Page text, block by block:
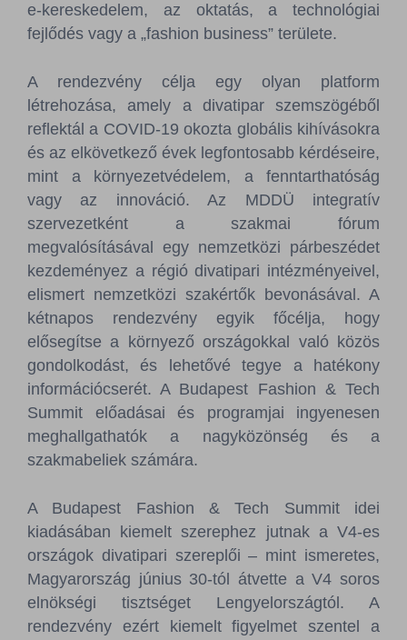
e-kereskedelem, az oktatás, a technológiai
fejlődés vagy a „fashion business” területe.
A rendezvény célja egy olyan platform
létrehozása, amely a divatipar szemszögéből
reflektál a COVID-19 okozta globális kihívásokra
és az elkövetkező évek legfontosabb kérdéseire,
mint a környezetvédelem, a fenntarthatóság
vagy az innováció. Az MDDÜ integratív
szervezetként a szakmai fórum
megvalósításával egy nemzetközi párbeszédet
kezdeményez a régió divatipari intézményeivel,
elismert nemzetközi szakértők bevonásával. A
kétnapos rendezvény egyik főcélja, hogy
elősegítse a környező országokkal való közös
gondolkodást, és lehetővé tegye a hatékony
információcserét. A Budapest Fashion & Tech
Summit előadásai és programjai ingyenesen
meghallgathatók a nagyközönség és a
szakmabeliek számára.
A Budapest Fashion & Tech Summit idei
kiadásában kiemelt szerephez jutnak a V4-es
országok divatipari szereplői – mint ismeretes,
Magyarország június 30-tól átvette a V4 soros
elnökségi tisztséget Lengyelországtól. A
rendezvény ezért kiemelt figyelmet szentel a